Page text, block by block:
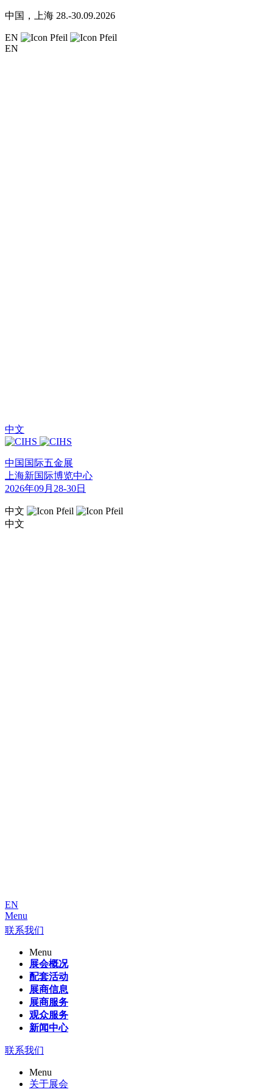
中国，上海 28.-30.09.2026
EN
EN
中文
中国国际五金展
上海新国际博览中心
2026年09月28-30日
中文
中文
EN
Menu
联系我们
Menu
展会概况
配套活动
展商信息
展商服务
观众服务
新闻中心
联系我们
Menu
关于展会